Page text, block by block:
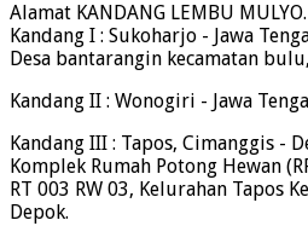
Alamat KANDANG LEMBU MULYO.
Kandang I : Sukoharjo - Jawa
Desa bantarangin kecamatan
Kandang II : Wonogiri - Jawa
Kandang III : Tapos, Cimanggis -
Komplek Rumah Potong Hewan
RT 003 RW 03, Kelurahan Tapos
Depok.